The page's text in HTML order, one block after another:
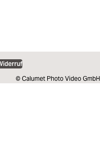
© Calumet Photo Video GmbH